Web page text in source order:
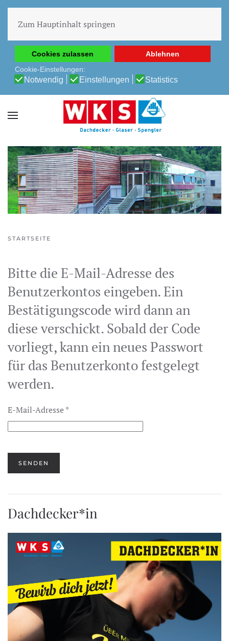
Erfahrung auf unserer Website zu ermöglichen.
Cookie-Richtlinie
Datenschutz-Bestimmungen
Cookies zulassen
Ablehnen
Cookie-Einstellungen:
Notwendig Einstellungen Statistics
Zum Hauptinhalt springen
STARTSEITE
Bitte die E-Mail-Adresse des
Benutzerkontos eingeben. Ein
Bestätigungscode wird dann an
diese verschickt. Sobald der Code
vorliegt, kann ein neues Passwort
für das Benutzerkonto festgelegt
werden.
E-Mail-Adresse*
SENDEN
Dachdecker*in